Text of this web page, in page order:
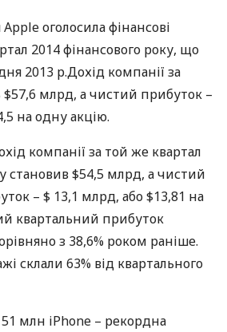
оголосила фінансові
2014 фінансового року, що
2013 р.Дохід компанії за
$57,6 млрд, а чистий прибуток –
на одну акцію.
компанії за той же квартал
становив $54,5 млрд, а чистий
– $ 13,1 млрд, або $13,81 на
квартальний прибуток
з 38,6% роком раніше.
склали 63% від квартального
млн iPhone – рекордна